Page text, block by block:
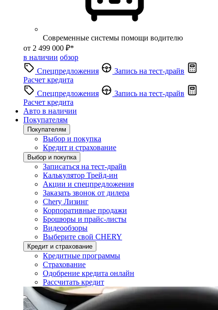
Современные системы помощи водителю
от 2 499 000 ₽*
в наличии обзор
Спецпредложения
Запись на тест-драйв
Расчет кредита
Спецпредложения
Запись на тест-драйв
Расчет кредита
Авто в наличии
Покупателям
Покупателям
Выбор и покупка
Кредит и страхование
Выбор и покупка
Записаться на тест-драйв
Калькулятор Трейд-ин
Акции и спецпредложения
Заказать звонок от дилера
Chery Лизинг
Корпоративные продажи
Брошюры и прайс-листы
Видеообзоры
Выберите свой CHERY
Кредит и страхование
Кредитные программы
Страхование
Одобрение кредита онлайн
Рассчитать кредит